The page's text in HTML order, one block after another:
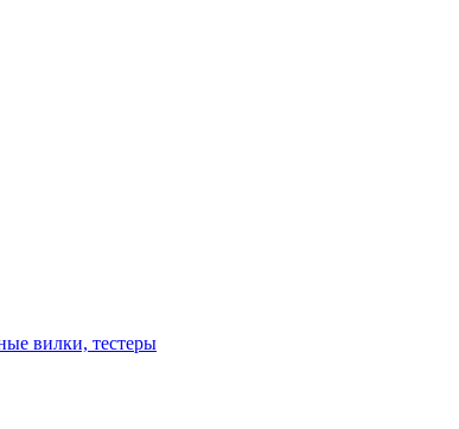
вилки, тестеры